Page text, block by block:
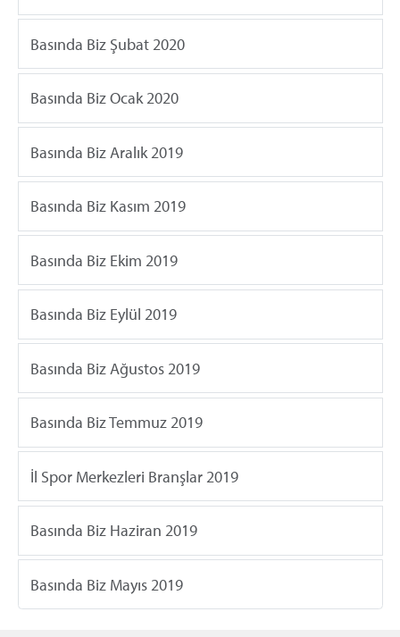
Basında Biz Şubat 2020
Basında Biz Ocak 2020
Basında Biz Aralık 2019
Basında Biz Kasım 2019
Basında Biz Ekim 2019
Basında Biz Eylül 2019
Basında Biz Ağustos 2019
Basında Biz Temmuz 2019
İl Spor Merkezleri Branşlar 2019
Basında Biz Haziran 2019
Basında Biz Mayıs 2019